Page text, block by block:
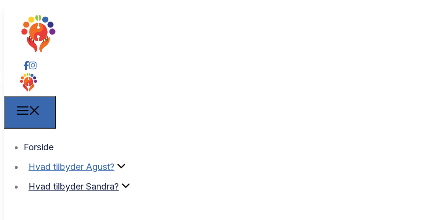
Forside
Hvad tilbyder Agust?
Hvad tilbyder Sandra?
Forside
Hvad tilbyder Agust?
Hvad tilbyder Sandra?